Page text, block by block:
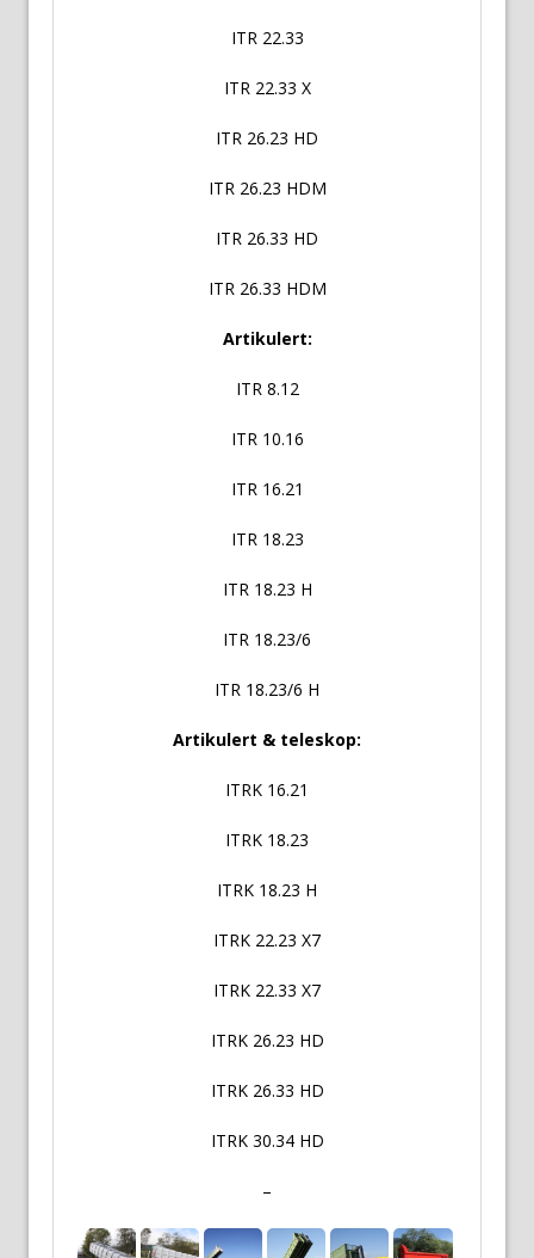
ITR 22.33
ITR 22.33 X
ITR 26.23 HD
ITR 26.23 HDM
ITR 26.33 HD
ITR 26.33 HDM
Artikulert:
ITR 8.12
ITR 10.16
ITR 16.21
ITR 18.23
ITR 18.23 H
ITR 18.23/6
ITR 18.23/6 H
Artikulert & teleskop:
ITRK 16.21
ITRK 18.23
ITRK 18.23 H
ITRK 22.23 X7
ITRK 22.33 X7
ITRK 26.23 HD
ITRK 26.33 HD
ITRK 30.34 HD
–